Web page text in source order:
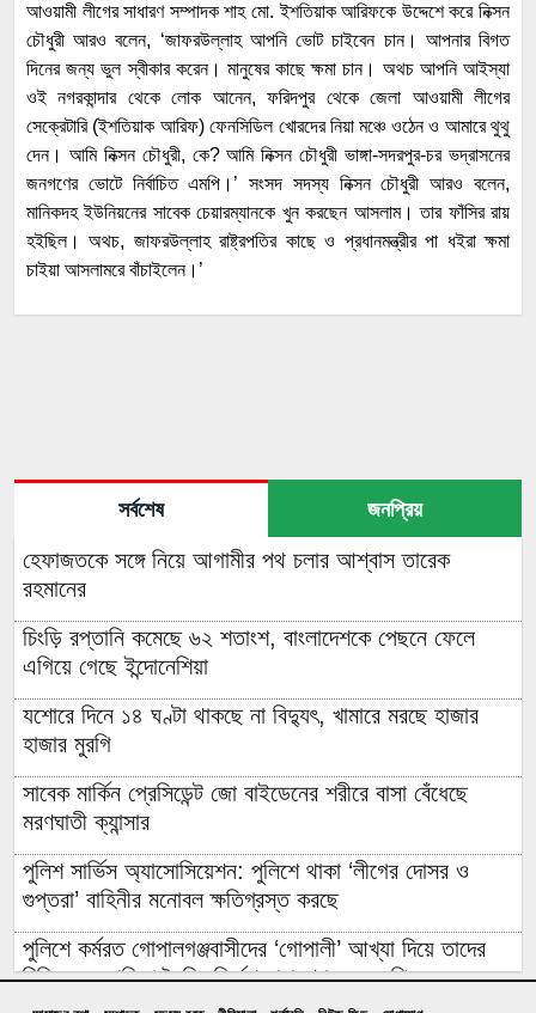
আওয়ামী লীগের সাধারণ সম্পাদক শাহ মো. ইশতিয়াক আরিফকে উদ্দেশে করে নিক্সন
চৌধুরী আরও বলেন, ‘জাফরউল্লাহ আপনি ভোট চাইবেন চান। আপনার বিগত
দিনের জন্য ভুল স্বীকার করেন। মানুষের কাছে ক্ষমা চান। অথচ আপনি আইস্যা
ওই নগরকান্দার থেকে লোক আনেন, ফরিদপুর থেকে জেলা আওয়ামী লীগের
সেক্রেটারি (ইশতিয়াক আরিফ) ফেনসিডিল খোরদের নিয়া মঞ্চে ওঠেন ও আমারে থুথু
দেন। আমি নিক্সন চৌধুরী, কে? আমি নিক্সন চৌধুরী ভাঙ্গা-সদরপুর-চর ভদ্রাসনের
জনগণের ভোটে নির্বাচিত এমপি।’ সংসদ সদস্য নিক্সন চৌধুরী আরও বলেন,
মানিকদহ ইউনিয়নের সাবেক চেয়ারম্যানকে খুন করছেন আসলাম। তার ফাঁসির রায়
হইছিল। অথচ, জাফরউল্লাহ রাষ্ট্রপতির কাছে ও প্রধানমন্ত্রীর পা ধইরা ক্ষমা
চাইয়া আসলামরে বাঁচাইলেন।’
সর্বশেষ জনপ্রিয়
হেফাজতকে সঙ্গে নিয়ে আগামীর পথ চলার আশ্বাস তারেক
রহমানের
চিংড়ি রপ্তানি কমেছে ৬২ শতাংশ, বাংলাদেশকে পেছনে ফেলে
এগিয়ে গেছে ইন্দোনেশিয়া
যশোরে দিনে ১৪ ঘণ্টা থাকছে না বিদ্যুৎ, খামারে মরছে হাজার
হাজার মুরগি
সাবেক মার্কিন প্রেসিডেন্ট জো বাইডেনের শরীরে বাসা বেঁধেছে
মরণঘাতী ক্যান্সার
পুলিশ সার্ভিস অ্যাসোসিয়েশন: পুলিশে থাকা ‘লীগের দোসর ও
গুপ্তরা’ বাহিনীর মনোবল ক্ষতিগ্রস্ত করছে
পুলিশে কর্মরত গোপালগঞ্জবাসীদের ‘গোপালী’ আখ্যা দিয়ে তাদের
চিহ্নিত ও তালিকা তৈরির নির্দেশ নারায়ণগঞ্জের এমপির